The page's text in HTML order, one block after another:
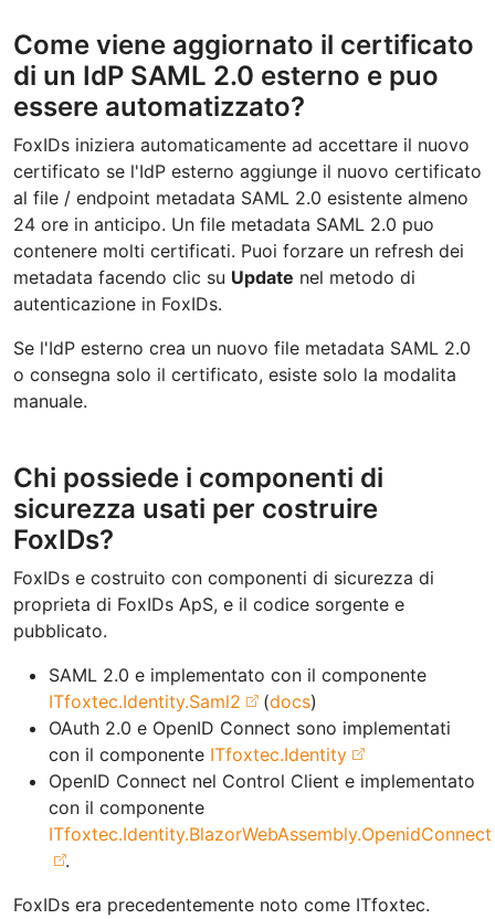
Come viene aggiornato il certificato
di un IdP SAML 2.0 esterno e puo
essere automatizzato?
FoxIDs iniziera automaticamente ad accettare il nuovo
certificato se l'IdP esterno aggiunge il nuovo certificato
al file / endpoint metadata SAML 2.0 esistente almeno
24 ore in anticipo. Un file metadata SAML 2.0 puo
contenere molti certificati. Puoi forzare un refresh dei
metadata facendo clic su Update nel metodo di
autenticazione in FoxIDs.
Se l'IdP esterno crea un nuovo file metadata SAML 2.0
o consegna solo il certificato, esiste solo la modalita
manuale.
Chi possiede i componenti di
sicurezza usati per costruire
FoxIDs?
FoxIDs e costruito con componenti di sicurezza di
proprieta di FoxIDs ApS, e il codice sorgente e
pubblicato.
SAML 2.0 e implementato con il componente
ITfoxtec.Identity.Saml2
(docs)
OAuth 2.0 e OpenID Connect sono implementati
con il componente ITfoxtec.Identity
OpenID Connect nel Control Client e implementato
con il componente
ITfoxtec.Identity.BlazorWebAssembly.OpenidConnect
.
FoxIDs era precedentemente noto come ITfoxtec.